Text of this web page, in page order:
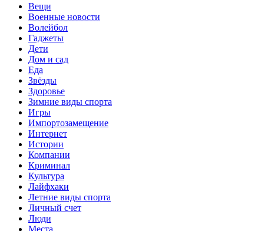
Вещи
Военные новости
Волейбол
Гаджеты
Дети
Дом и сад
Еда
Звёзды
Здоровье
Зимние виды спорта
Игры
Импортозамещение
Интернет
Истории
Компании
Криминал
Культура
Лайфхаки
Летние виды спорта
Личный счет
Люди